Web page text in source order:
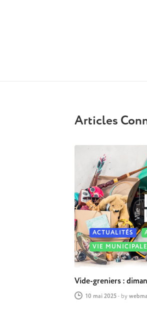
Articles
ACTUALITÉS
VIE MUNICIPALE
Vide-greniers :
10 mai 2025 - by